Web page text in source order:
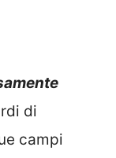
di
campi